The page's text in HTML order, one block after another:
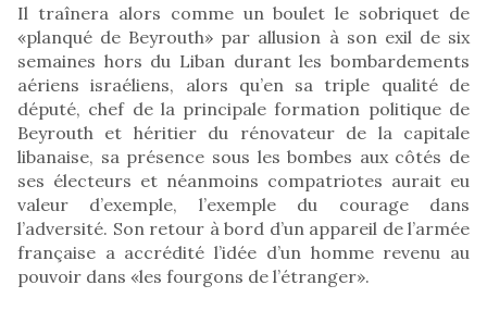
Il traînera alors comme un boulet le sobriquet de
«planqué de Beyrouth» par allusion à son exil de six
semaines hors du Liban durant les bombardements
aériens israéliens, alors qu’en sa triple qualité de
député, chef de la principale formation politique de
Beyrouth et héritier du rénovateur de la capitale
libanaise, sa présence sous les bombes aux côtés de
ses électeurs et néanmoins compatriotes aurait eu
valeur d’exemple, l’exemple du courage dans
l’adversité. Son retour à bord d’un appareil de l’armée
française a accrédité l’idée d’un homme revenu au
pouvoir dans «les fourgons de l’étranger».